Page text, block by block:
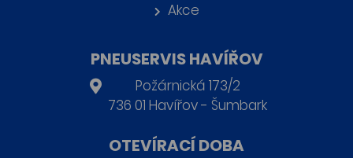
Akce
PNEUSERVIS HAVÍŘOV
Požárnická 173/2
736 01 Havířov - Šumbark
OTEVÍRACÍ DOBA